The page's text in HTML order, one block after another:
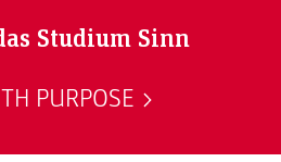
Studium Sinn
PURPOSE